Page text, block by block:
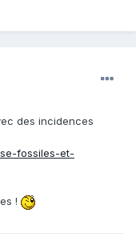
des incidences
fossiles-et-
!